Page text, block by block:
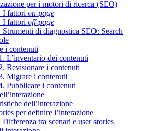
per i motori di ricerca (SEO)
I fattori on-page
I fattori off-page
Strumenti di diagnostica SEO: Search
i contenuti
L’inventario dei contenuti
Revisionare i contenuti
Migrare i contenuti
Pubblicare i contenuti
dell’interazione
per definire l’interazione
Differenza tra scenari e user stories